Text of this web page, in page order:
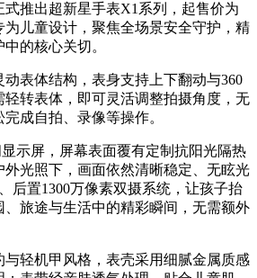
式推出超新星手表X1系列，起售价为
为儿童设计，聚焦全场景安全守护，精
的核心关切。
表体结构，表身支持上下翻动与360
轻转表体，即可灵活调整拍摄角度，无
成自拍、录像等操作。
示屏，屏幕表面覆有定制抗阳光隔热
光照下，画面依然清晰稳定、无眩光
后置1300万像素双摄系统，让孩子抬
旅途与生活中的精彩瞬间，无需额外
轻机甲风格，表壳采用细腻金属质感